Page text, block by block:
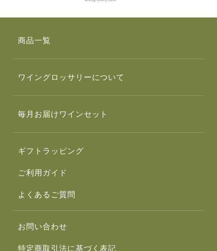
商品一覧
ワイングロッサリーについて
毎月お届けワインセット
ギフトラッピング
ご利用ガイド
よくあるご質問
お問い合わせ
特定商取引法に基づく表記